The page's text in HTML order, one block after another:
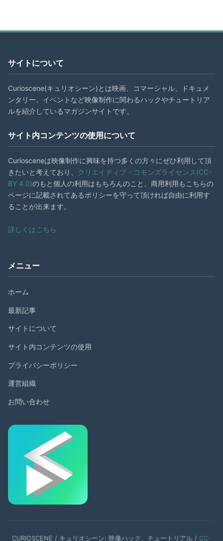
サイトについて
Curioscene(キュリオシーン)とは映画、コマーシャル、ドキュメ
ンタリー、イベントなど映像制作に関わるハックやチュートリア
ルを紹介しているマガジンサイトです。
サイト内コンテンツの使用について
Curiosceneは映像制作に興味を持つ多くの方々にぜひ利用して頂
きたいと考えており、
クリエイティブ・コモンズライセンス(CC-
BY 4.0)のもと個人の利用はもちろんのこと、商用利用もこちらの
ページに記載されてあるポリシーを守って頂ければ自由に利用す
ることが出来ます。
詳しくはこちら
メニュー
ホーム
最新記事
サイトについて
サイト内コンテンツの使用
プライバシーポリシー
運営組織
お問い合わせ
CURIOSCENE / キュリオシーン: 映像ハック、チュートリアル / CC-